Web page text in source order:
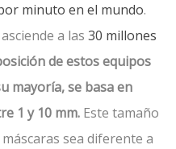
minuto en el mundo.
a las 30 millones
de estos equipos
mayoría, se basa en
1 y 10 mm. Este tamaño
sea diferente a